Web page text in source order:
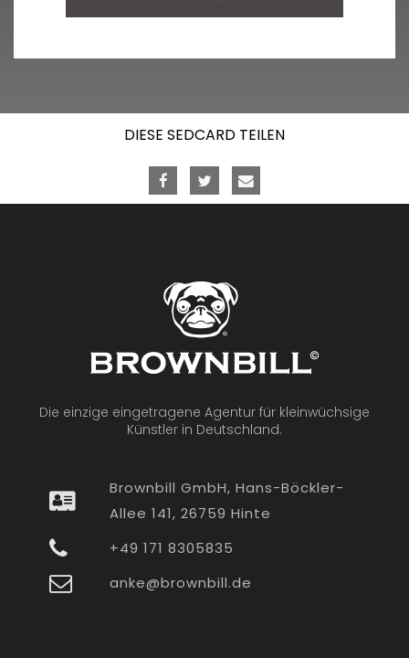
DIESE SEDCARD TEILEN
Die einzige eingetragene Agentur für kleinwüchsige
Künstler in Deutschland.
Brownbill GmbH, Hans-Böckler-
Allee 141, 26759 Hinte
+49 171 8305835
anke@brownbill.de